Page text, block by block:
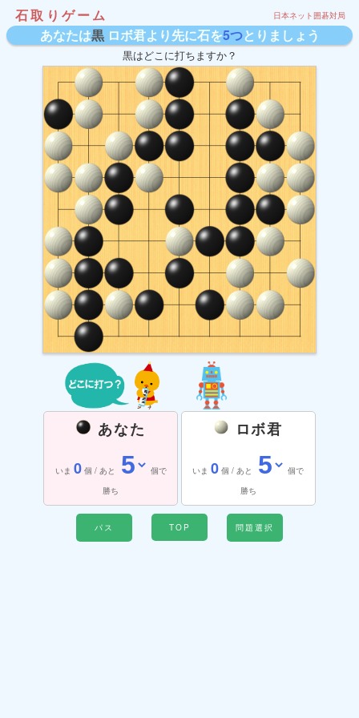
石取りゲーム 日本ネット囲碁対局
あなたは黒ロボ君より先に石を5つとりましょう
黒はどこに打ちますか？
あなた
いま 0個 / あと
個で
勝ち
ロボ君
いま0 個 / あと
個で
勝ち